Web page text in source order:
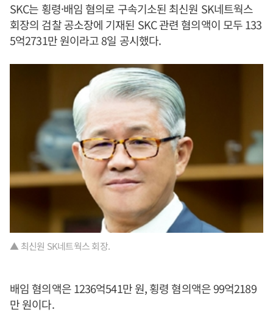
SKC는 횡령·배임 혐의로 구속기소된 최신원 SK네트웍스
회장의 검찰 공소장에 기재된 SKC 관련 혐의액이 모두 133
5억2731만 원이라고 8일 공시했다.
▲ 최신원 SK네트웍스 회장.
배임 혐의액은 1236억541만 원, 횡령 혐의액은 99억2189
만 원이다.